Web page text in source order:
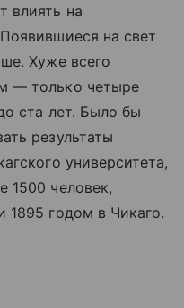
влиять на
на свет
Хуже всего
— только четыре
ста лет. Было бы
результаты
университета,
1500 человек,
годом в Чикаго.